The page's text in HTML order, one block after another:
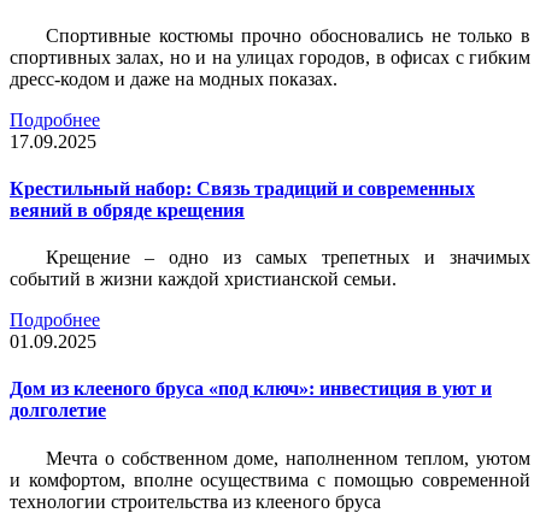
Спортивные костюмы прочно обосновались не только в
спортивных залах, но и на улицах городов, в офисах с гибким
дресс-кодом и даже на модных показах.
Подробнее
17.09.2025
Крестильный набор: Связь традиций и современных
веяний в обряде крещения
Крещение – одно из самых трепетных и значимых
событий в жизни каждой христианской семьи.
Подробнее
01.09.2025
Дом из клееного бруса «под ключ»: инвестиция в уют и
долголетие
Мечта о собственном доме, наполненном теплом, уютом
и комфортом, вполне осуществима с помощью современной
технологии строительства из клееного бруса